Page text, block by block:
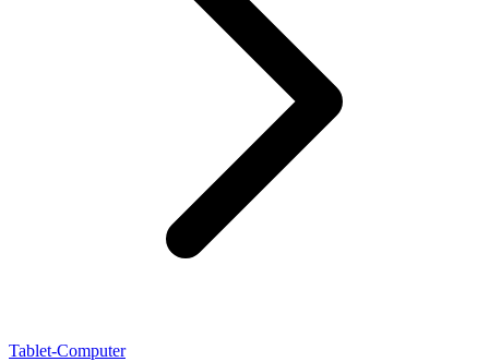
Tablet-Computer